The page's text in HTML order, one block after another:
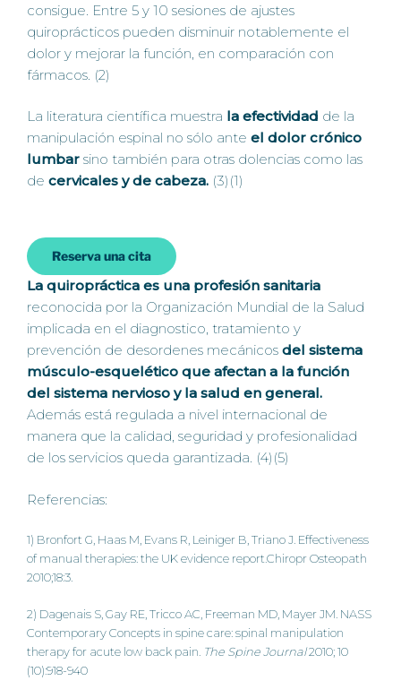
consigue. Entre 5 y 10 sesiones de ajustes
quiroprácticos pueden disminuir notablemente el
dolor y mejorar la función, en comparación con
fármacos. (2)
La literatura científica muestra la efectividad de la
manipulación espinal no sólo ante el dolor crónico
lumbar sino también para otras dolencias como las
de cervicales y de cabeza. (3)(1)
Reserva una cita
La quiropráctica es una profesión sanitaria
reconocida por la Organización Mundial de la Salud
implicada en el diagnostico, tratamiento y
prevención de desordenes mecánicos del sistema
músculo-esquelético que afectan a la función
del sistema nervioso y la salud en general.
Además está regulada a nivel internacional de
manera que la calidad, seguridad y profesionalidad
de los servicios queda garantizada. (4)(5)
Referencias:
1) Bronfort G, Haas M, Evans R, Leiniger B, Triano J. Effectiveness
of manual therapies: the UK evidence report.Chiropr Osteopath
2010;18:3.
2) Dagenais S, Gay RE, Tricco AC, Freeman MD, Mayer JM. NASS
Contemporary Concepts in spine care: spinal manipulation
therapy for acute low back pain. The Spine Journal2010; 10
(10):918-940